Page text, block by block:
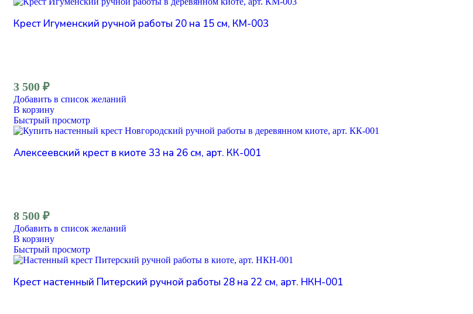
Крест Игуменский ручной работы 20 на 15 см, КМ-003
3 500 ₽
Добавить в список желаний
В корзину
Быстрый просмотр
Алексеевский крест в киоте 33 на 26 см, арт. КК-001
8 500 ₽
Добавить в список желаний
В корзину
Быстрый просмотр
Крест настенный Питерский ручной работы 28 на 22 см, арт. НКН-001